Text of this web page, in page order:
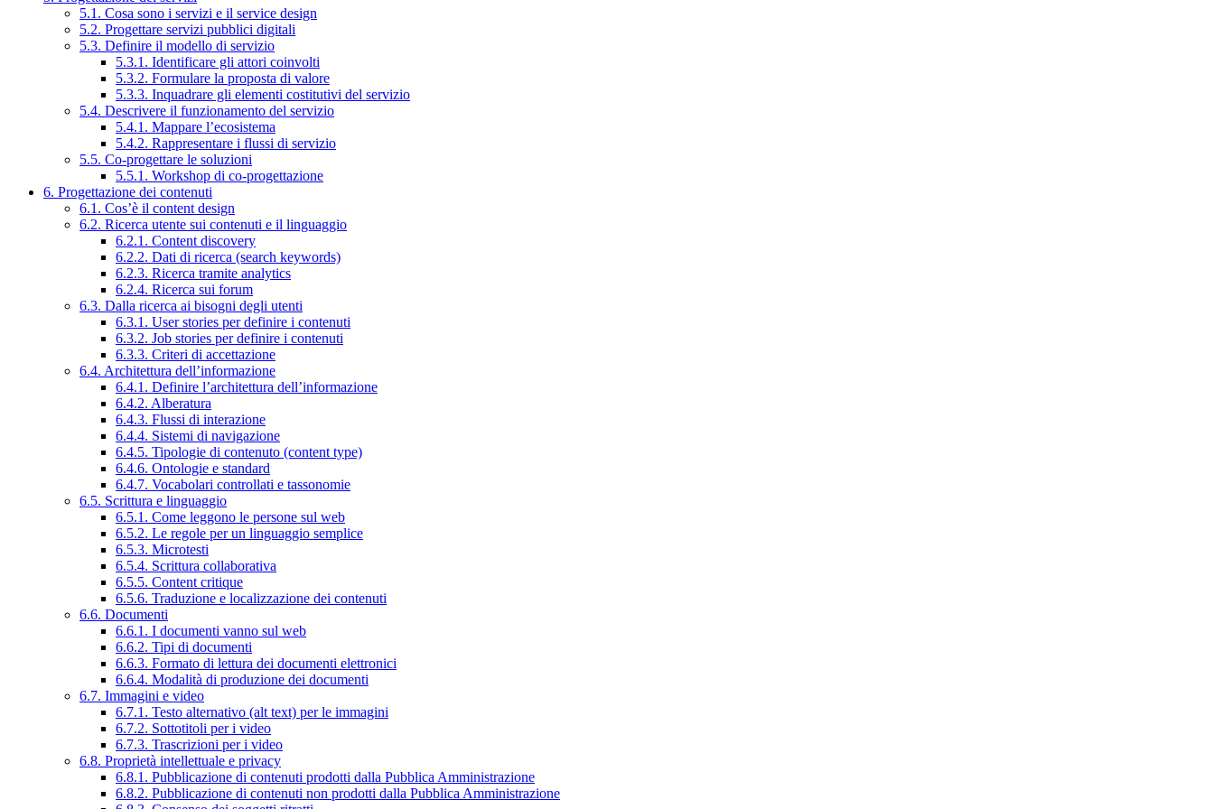
5.1. Cosa sono i servizi e il service design
5.2. Progettare servizi pubblici digitali
5.3. Definire il modello di servizio
5.3.1. Identificare gli attori coinvolti
5.3.2. Formulare la proposta di valore
5.3.3. Inquadrare gli elementi costitutivi del servizio
5.4. Descrivere il funzionamento del servizio
5.4.1. Mappare l’ecosistema
5.4.2. Rappresentare i flussi di servizio
5.5. Co-progettare le soluzioni
5.5.1. Workshop di co-progettazione
6. Progettazione dei contenuti
6.1. Cos’è il content design
6.2. Ricerca utente sui contenuti e il linguaggio
6.2.1. Content discovery
6.2.2. Dati di ricerca (search keywords)
6.2.3. Ricerca tramite analytics
6.2.4. Ricerca sui forum
6.3. Dalla ricerca ai bisogni degli utenti
6.3.1. User stories per definire i contenuti
6.3.2. Job stories per definire i contenuti
6.3.3. Criteri di accettazione
6.4. Architettura dell’informazione
6.4.1. Definire l’architettura dell’informazione
6.4.2. Alberatura
6.4.3. Flussi di interazione
6.4.4. Sistemi di navigazione
6.4.5. Tipologie di contenuto (content type)
6.4.6. Ontologie e standard
6.4.7. Vocabolari controllati e tassonomie
6.5. Scrittura e linguaggio
6.5.1. Come leggono le persone sul web
6.5.2. Le regole per un linguaggio semplice
6.5.3. Microtesti
6.5.4. Scrittura collaborativa
6.5.5. Content critique
6.5.6. Traduzione e localizzazione dei contenuti
6.6. Documenti
6.6.1. I documenti vanno sul web
6.6.2. Tipi di documenti
6.6.3. Formato di lettura dei documenti elettronici
6.6.4. Modalità di produzione dei documenti
6.7. Immagini e video
6.7.1. Testo alternativo (alt text) per le immagini
6.7.2. Sottotitoli per i video
6.7.3. Trascrizioni per i video
6.8. Proprietà intellettuale e privacy
6.8.1. Pubblicazione di contenuti prodotti dalla Pubblica Amministrazione
6.8.2. Pubblicazione di contenuti non prodotti dalla Pubblica Amministrazione